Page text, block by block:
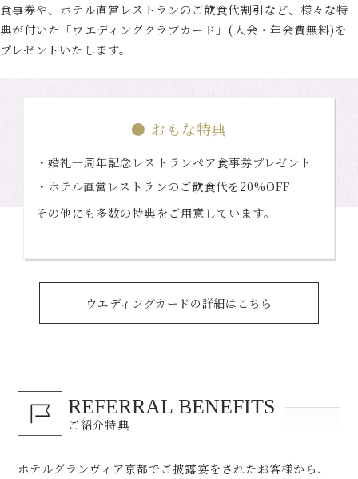
食事券や、ホテル直営レストランのご飲食代割引など、様々な特
典が付いた「ウエディングクラブカード」(入会・年会費無料)を
プレゼントいたします。
● おもな特典
・婚礼一周年記念レストランペア食事券プレゼント
・ホテル直営レストランのご飲食代を20%OFF
その他にも多数の特典をご用意しています。
ウエディングカードの詳細はこちら
REFERRAL BENEFITS
ご紹介特典
ホテルグランヴィア京都でご披露宴をされたお客様から、